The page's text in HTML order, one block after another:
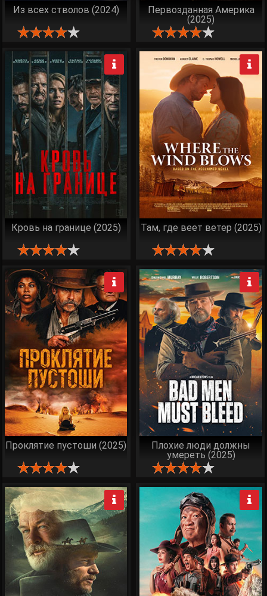
Из всех стволов (2024)
Первозданная Америка
(2025)
Кровь на границе (2025) Там, где веет ветер (2025)
Проклятие пустоши (2025)
Плохие люди должны
умереть (2025)